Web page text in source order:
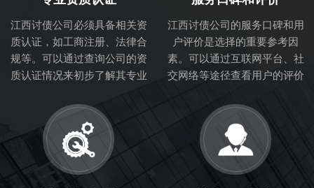
江西讨债公司必须具备相关资
质认证，如工商注册、法律合
规等。可以通过查询公司的资
质认证情况来初步了解其专业
江西讨债公司的服务口碑和用
户评价是选择的重要参考因
素。可以通过互联网平台、社
交网络等途径查看用户的评价
服务质量。